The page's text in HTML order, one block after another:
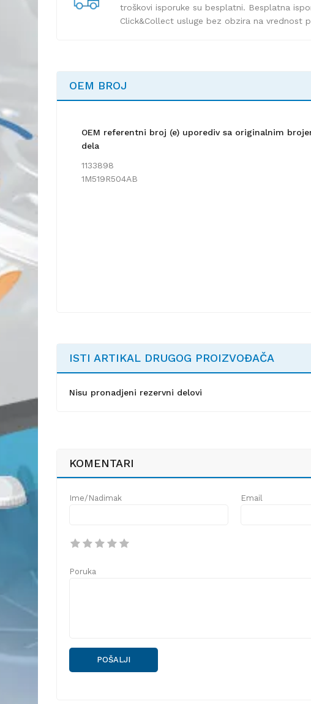
troškovi isporuke su besplatni. Besplatna
Click&Collect usluge bez obzira na vrednost
OEM BROJ
OEM referentni broj (e) uporediv sa originalnim
dela
1133898
1M519R504AB
ISTI ARTIKAL DRUGOG PROIZVOĐAČA
Nisu pronadjeni rezervni delovi
KOMENTARI
Ime/Nadimak Email
Poruka
POŠALJI